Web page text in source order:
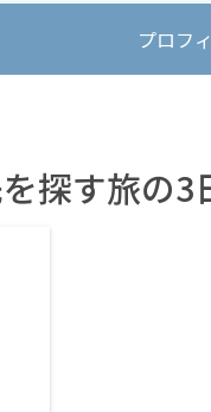
プロフ
探す旅の3